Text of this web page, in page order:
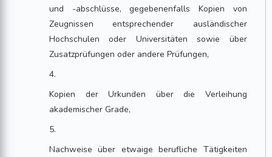
und -abschlüsse, gegebenenfalls Kopien von
Zeugnissen entsprechender ausländischer
Hochschulen oder Universitäten sowie über
Zusatzprüfungen oder andere Prüfungen,
4.
Kopien der Urkunden über die Verleihung
akademischer Grade,
5.
Nachweise über etwaige berufliche Tätigkeiten